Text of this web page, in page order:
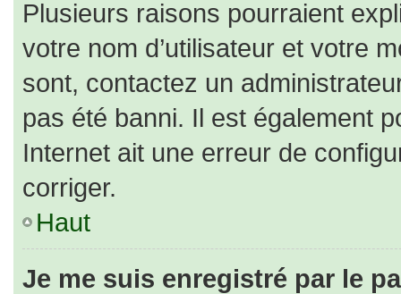
Plusieurs raisons pourraient
votre nom d’utilisateur et votre
sont, contactez un
pas été banni. Il est également
Internet ait une erreur de
corriger.
Haut
Je me suis enregistré par le